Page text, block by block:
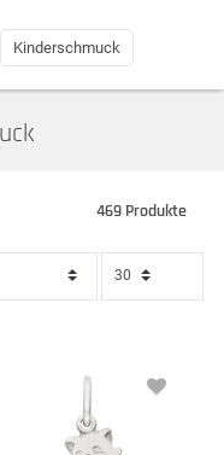
Kinderschmuck
469 Produkte